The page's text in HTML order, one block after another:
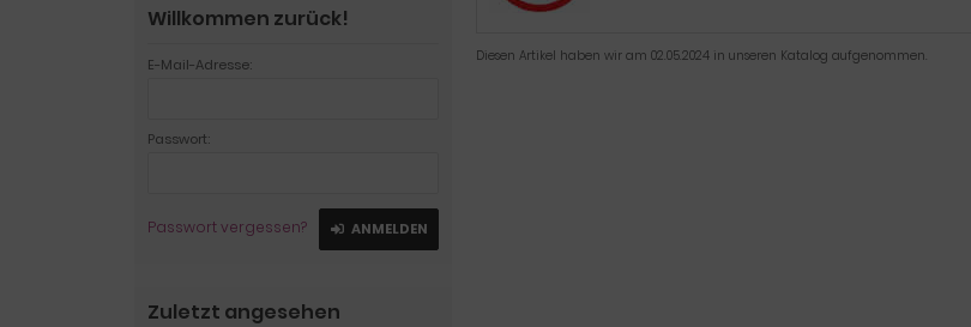
Diesen Artikel haben wir am 02.05.2024 in unseren Katalog aufgenommen.
Willkommen zurück!
E-Mail-Adresse:
Passwort:
Passwort vergessen? ANMELDEN
Zuletzt angesehen